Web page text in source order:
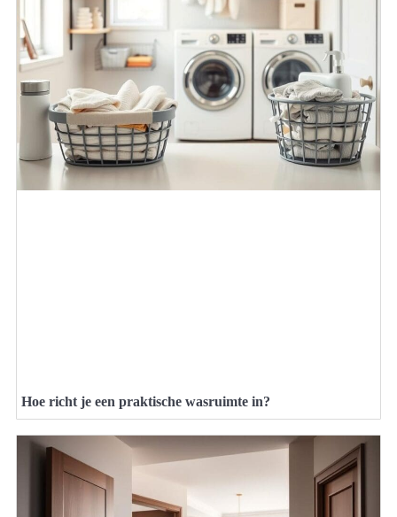
Hoe richt je een praktische wasruimte in?